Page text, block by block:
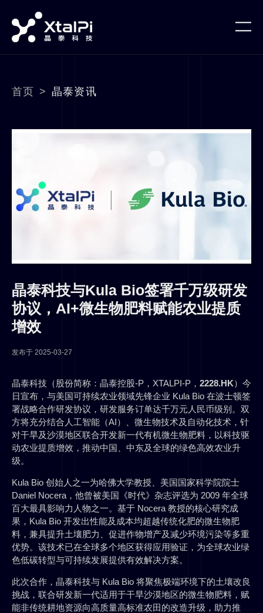
首页 > 晶泰资讯
晶泰科技与Kula Bio签署千万级研发
协议，AI+微生物肥料赋能农业提质
增效
发布于 2025-03-27
晶泰科技（股份简称：晶泰控股-P，XTALPI-P， 2228.HK）今
日宣布，与美国可持续农业领域先锋企业 Kula Bio 在波士顿签
署战略合作研发协议，研发服务订单达千万元人民币级别。双
方将充分结合人工智能（AI）、微生物技术及自动化技术，针
对干旱及沙漠地区联合开发新一代有机微生物肥料，以科技驱
动农业提质增效，推动中国、中东及全球的绿色高效农业升
级。
Kula Bio 创始人之一为哈佛大学教授、美国国家科学院院士
Daniel Nocera，他曾被美国《时代》杂志评选为 2009 年全球
百大最具影响力人物之一。基于 Nocera 教授的核心研究成
果，Kula Bio 开发出性能及成本均超越传统化肥的微生物肥
料，兼具提升土壤肥力、促进作物增产及减少环境污染等多重
优势。该技术已在全球多个地区获得应用验证，为全球农业绿
色低碳转型与可持续发展提供有效解决方案。
此次合作，晶泰科技与 Kula Bio 将聚焦极端环境下的土壤改良
挑战，联合研发新一代适用于干旱沙漠地区的微生物肥料，赋
能非传统耕地资源向高质量高标准农田的改造升级，助力推